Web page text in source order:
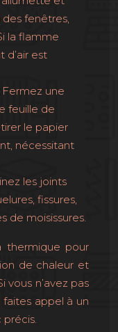
fenêtres,
la flamme
d’air est
Fermez une
feuille de
le papier
nécessitant
les joints
fissures,
de moisissures.
thermique pour
de chaleur et
vous n’avez pas
appel à un
précis.